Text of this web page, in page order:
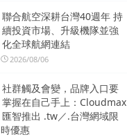
聯合航空深耕台灣40週年 持
續投資市場、升級機隊並強
化全球航網連結
2026/08/06
社群觸及會變，品牌入口要
掌握在自己手上：Cloudmax
匯智推出 .tw／.台灣網域限
時優惠